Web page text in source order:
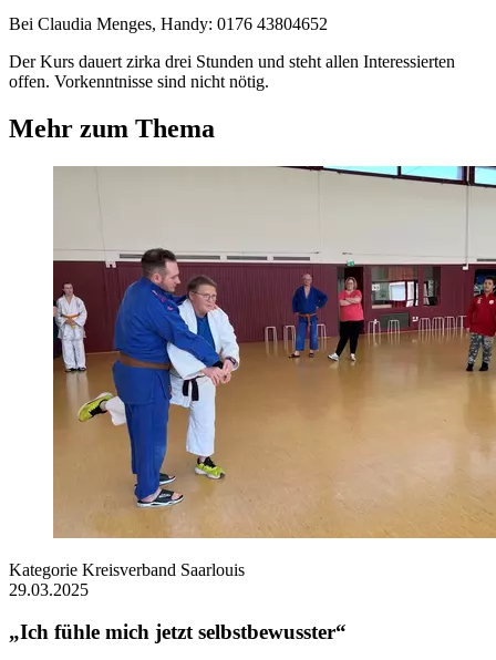
Bei Claudia Menges, Handy: 0176 43804652
Der Kurs dauert zirka drei Stunden und steht allen Interessierten
offen. Vorkenntnisse sind nicht nötig.
Mehr zum Thema
Kategorie Kreisverband Saarlouis
29.03.2025
„Ich fühle mich jetzt selbstbewusster“